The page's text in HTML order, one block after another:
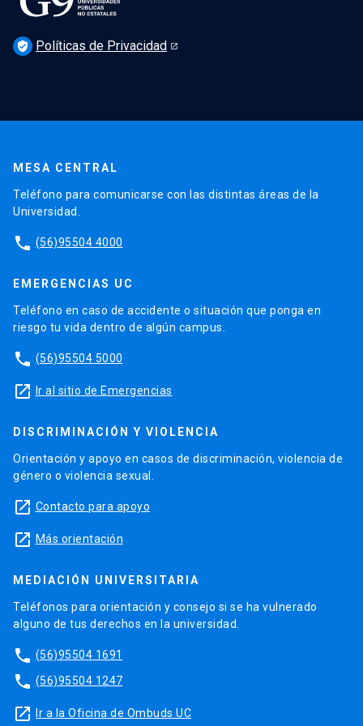
verified_user Políticas de Privacidad
MESA CENTRAL
Teléfono para comunicarse con las distintas áreas de la
Universidad.
phone (56)95504 4000
EMERGENCIAS UC
Teléfono en caso de accidente o situación que ponga en
riesgo tu vida dentro de algún campus.
phone (56)95504 5000
launch Ir al sitio de Emergencias
DISCRIMINACIÓN Y VIOLENCIA
Orientación y apoyo en casos de discriminación, violencia de
género o violencia sexual.
launch Contacto para apoyo
launch Más orientación
MEDIACIÓN UNIVERSITARIA
Teléfonos para orientación y consejo si se ha vulnerado
alguno de tus derechos en la universidad.
phone (56)95504 1691
phone (56)95504 1247
launch Ir a la Oficina de Ombuds UC